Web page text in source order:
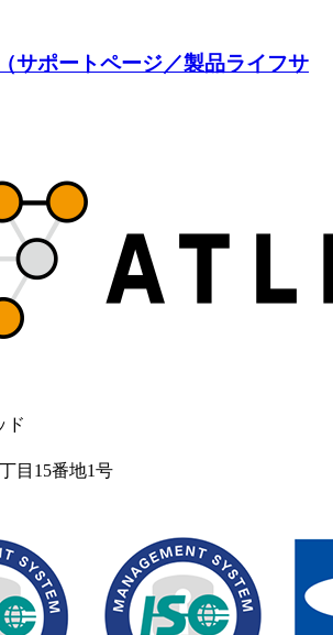
サポートページ／製品ライフサ
ド
目15番地1号